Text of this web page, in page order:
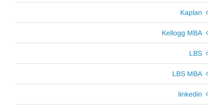
Kaplan
Kellogg MBA
LBS
LBS MBA
linkedin